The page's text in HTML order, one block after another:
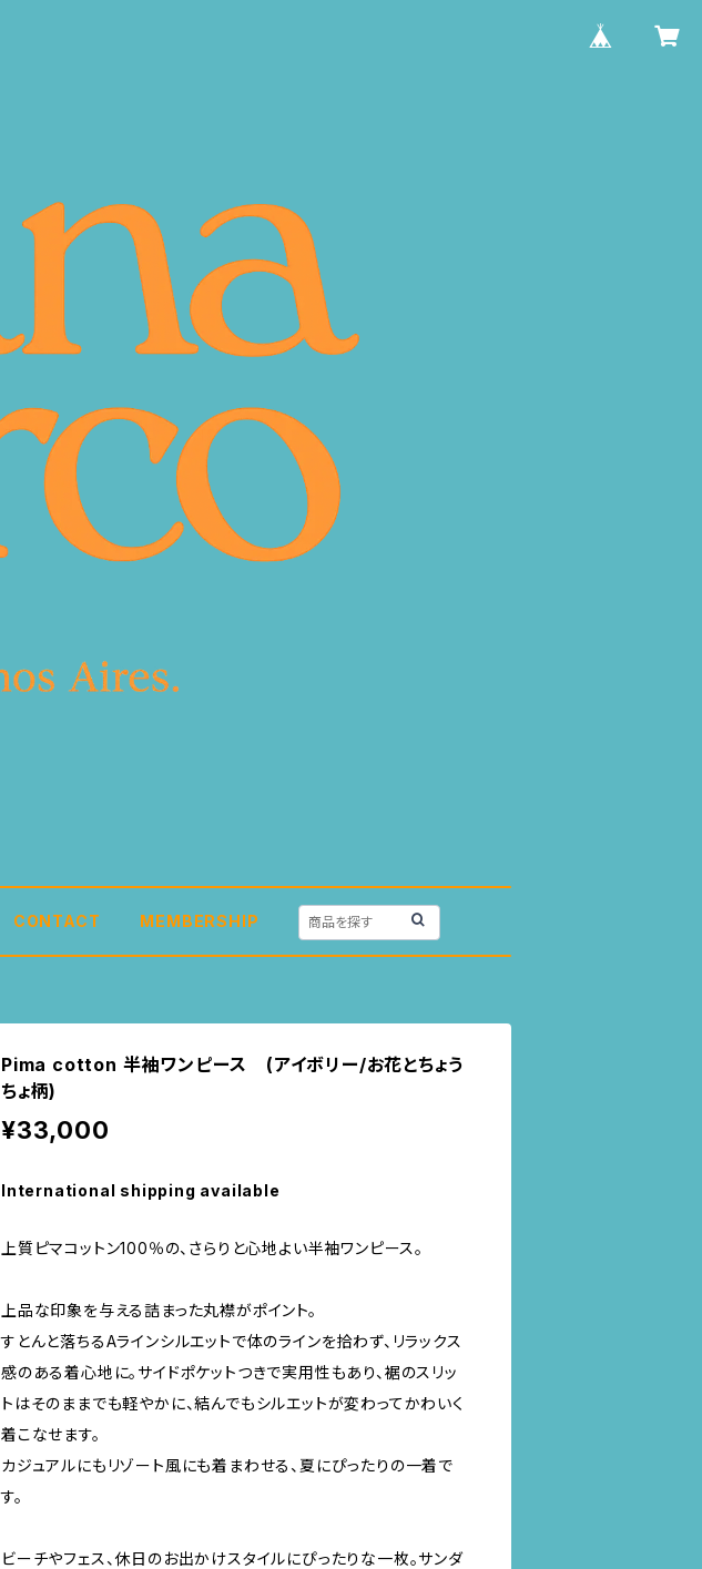
CONTACT MEMBERSHIP
Pima cotton 半袖ワンピース (アイボリー/お花とちょう
ちょ柄)
¥33,000
International shipping available
上質ピマコットン100％の、さらりと心地よい半袖ワンピース。
上品な印象を与える詰まった丸襟がポイント。
すとんと落ちるAラインシルエットで体のラインを拾わず、リラックス
感のある着心地に。サイドポケットつきで実用性もあり、裾のスリッ
トはそのままでも軽やかに、結んでもシルエットが変わってかわいく
着こなせます。
カジュアルにもリゾート風にも着まわせる、夏にぴったりの一着で
す。
ビーチやフェス、休日のお出かけスタイルにぴったりな一枚。サンダ